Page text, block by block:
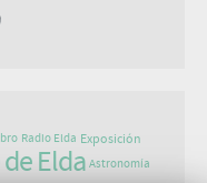
Radio Elda Exposición
Elda Astronomía